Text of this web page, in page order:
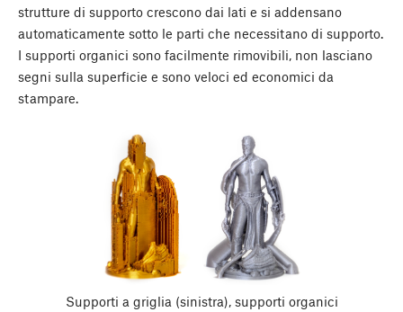
strutture di supporto crescono dai lati e si addensano
automaticamente sotto le parti che necessitano di supporto.
I supporti organici sono facilmente rimovibili, non lasciano
segni sulla superficie e sono veloci ed economici da
stampare.
Supporti a griglia (sinistra), supporti organici